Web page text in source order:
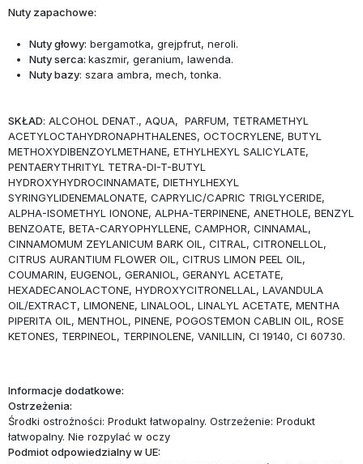
Nuty zapachowe:
Nuty głowy: bergamotka, grejpfrut, neroli.
Nuty serca: kaszmir, geranium, lawenda.
Nuty bazy: szara ambra, mech, tonka.
SKŁAD: ALCOHOL DENAT., AQUA, PARFUM, TETRAMETHYL
ACETYLOCTAHYDRONAPHTHALENES, OCTOCRYLENE, BUTYL
METHOXYDIBENZOYLMETHANE, ETHYLHEXYL SALICYLATE,
PENTAERYTHRITYL TETRA-DI-T-BUTYL
HYDROXYHYDROCINNAMATE, DIETHYLHEXYL
SYRINGYLIDENEMALONATE, CAPRYLIC/CAPRIC TRIGLYCERIDE,
ALPHA-ISOMETHYL IONONE, ALPHA-TERPINENE, ANETHOLE, BENZYL
BENZOATE, BETA-CARYOPHYLLENE, CAMPHOR, CINNAMAL,
CINNAMOMUM ZEYLANICUM BARK OIL, CITRAL, CITRONELLOL,
CITRUS AURANTIUM FLOWER OIL, CITRUS LIMON PEEL OIL,
COUMARIN, EUGENOL, GERANIOL, GERANYL ACETATE,
HEXADECANOLACTONE, HYDROXYCITRONELLAL, LAVANDULA
OIL/EXTRACT, LIMONENE, LINALOOL, LINALYL ACETATE, MENTHA
PIPERITA OIL, MENTHOL, PINENE, POGOSTEMON CABLIN OIL, ROSE
KETONES, TERPINEOL, TERPINOLENE, VANILLIN, CI 19140, CI 60730.
Informacje dodatkowe:
Ostrzeżenia:
Środki ostrożności: Produkt łatwopalny. Ostrzeżenie: Produkt
łatwopalny. Nie rozpylać w oczy
Podmiot odpowiedzialny w UE: